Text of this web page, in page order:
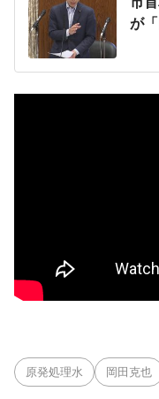
が
原発処理水 岡田克也